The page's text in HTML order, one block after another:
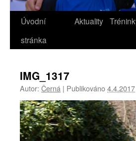
Úvodní
stránka
Aktuality
IMG_1317
Autor: Černá | Publikováno4.4.2017